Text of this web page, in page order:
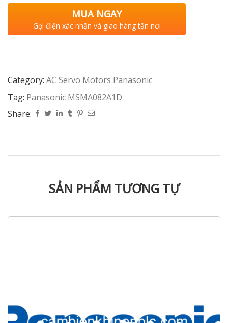
MUA NGAY
Gọi điện xác nhận và giao hàng tận nơi
Category: AC Servo Motors Panasonic
Tag: Panasonic MSMA082A1D
Share:
SẢN PHẨM TƯƠNG TỰ